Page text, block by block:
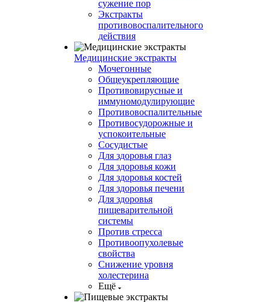
сужение пор
Экстракты
противовоспалительного
действия
Медицинские экстракты
Мочегонные
Общеукрепляющие
Противовирусные и
иммуномодулирующие
Противовоспалительные
Противосудорожные и
успокоительные
Сосудистые
Для здоровья глаз
Для здоровья кожи
Для здоровья костей
Для здоровья печени
Для здоровья
пищеварительной
системы
Против стресса
Противоопухолевые
свойства
Снижение уровня
холестерина
Ещё